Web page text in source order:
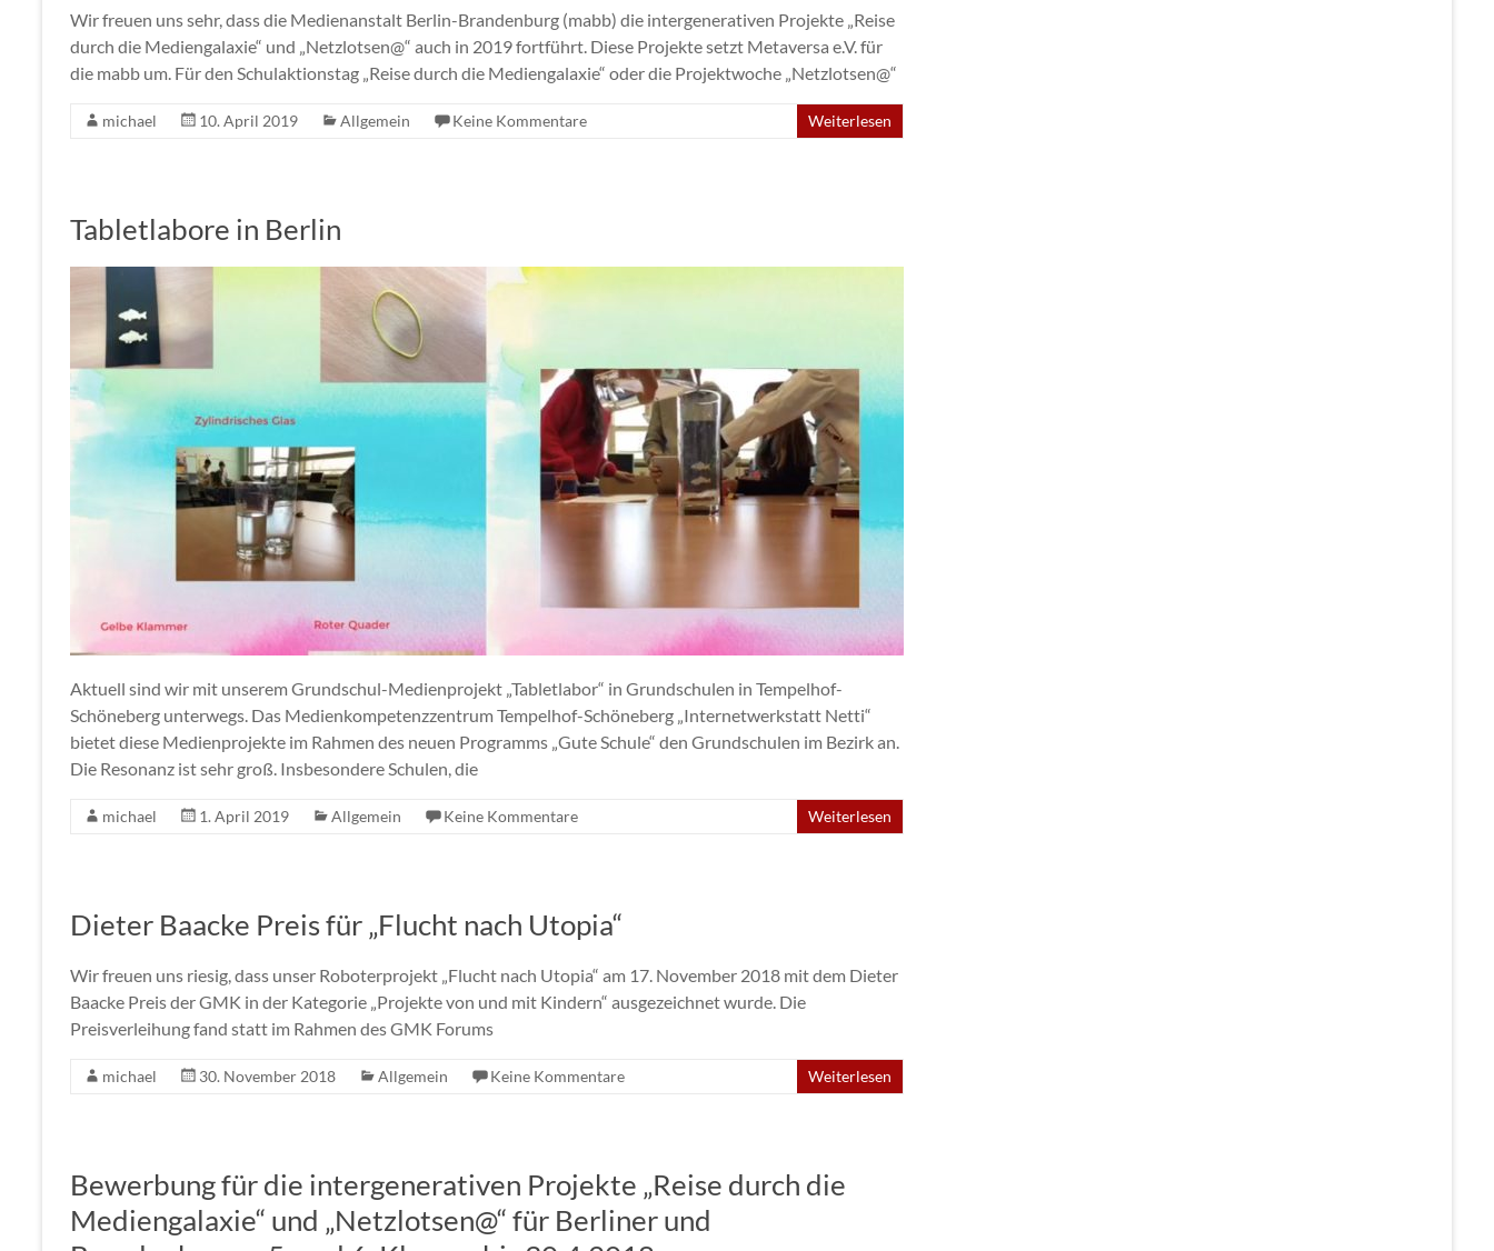
Wir freuen uns sehr, dass die Medienanstalt Berlin-Brandenburg (mabb) die intergenerativen Projekte „Reise
durch die Mediengalaxie“ und „Netzlotsen@“ auch in 2019 fortführt. Diese Projekte setzt Metaversa e.V. für
die mabb um. Für den Schulaktionstag „Reise durch die Mediengalaxie“ oder die Projektwoche „Netzlotsen@“
michael 10. April 2019 Allgemein Keine Kommentare Weiterlesen
Tabletlabore in Berlin
Aktuell sind wir mit unserem Grundschul-Medienprojekt „Tabletlabor“ in Grundschulen in Tempelhof-
Schöneberg unterwegs. Das Medienkompetenzzentrum Tempelhof-Schöneberg „Internetwerkstatt Netti“
bietet diese Medienprojekte im Rahmen des neuen Programms „Gute Schule“ den Grundschulen im Bezirk an.
Die Resonanz ist sehr groß. Insbesondere Schulen, die
michael 1. April 2019 Allgemein Keine Kommentare Weiterlesen
Dieter Baacke Preis für „Flucht nach Utopia“
Wir freuen uns riesig, dass unser Roboterprojekt „Flucht nach Utopia“ am 17. November 2018 mit dem Dieter
Baacke Preis der GMK in der Kategorie „Projekte von und mit Kindern“ ausgezeichnet wurde. Die
Preisverleihung fand statt im Rahmen des GMK Forums
michael 30. November 2018 Allgemein Keine Kommentare Weiterlesen
Bewerbung für die intergenerativen Projekte „Reise durch die
Mediengalaxie“ und „Netzlotsen@“ für Berliner und